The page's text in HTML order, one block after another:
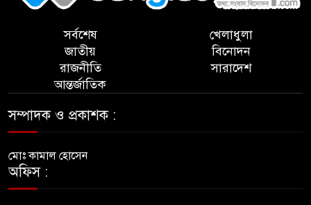
সর্বশেষ
জাতীয়
রাজনীতি
আন্তর্জাতিক
খেলাধুলা
বিনোদন
সারাদেশ
সম্পাদক ও প্রকাশক :
মোঃ কামাল হোসেন
অফিস :